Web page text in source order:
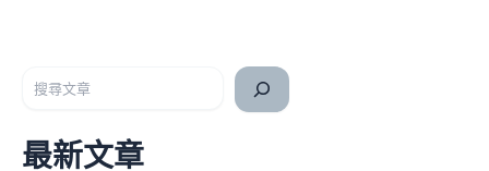
最新文章